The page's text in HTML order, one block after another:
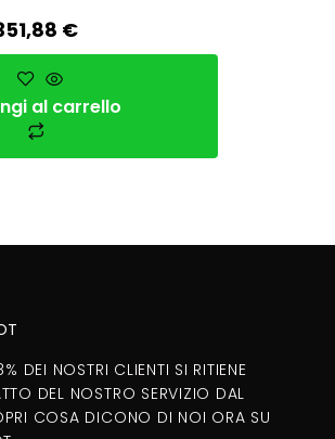
€
al carrello
DEI NOSTRI CLIENTI SI RITIENE
DEL NOSTRO SERVIZIO DAL
COSA DICONO DI NOI ORA SU